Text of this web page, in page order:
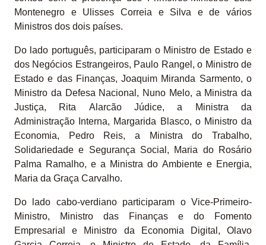
Montenegro e Ulisses Correia e Silva e de vários
Ministros dos dois países.
Do lado português, participaram o Ministro de Estado e
dos Negócios Estrangeiros, Paulo Rangel, o Ministro de
Estado e das Finanças, Joaquim Miranda Sarmento, o
Ministro da Defesa Nacional, Nuno Melo, a Ministra da
Justiça, Rita Alarcão Júdice, a Ministra da
Administração Interna, Margarida Blasco, o Ministro da
Economia, Pedro Reis, a Ministra do Trabalho,
Solidariedade e Segurança Social, Maria do Rosário
Palma Ramalho, e a Ministra do Ambiente e Energia,
Maria da Graça Carvalho.
Do lado cabo-verdiano participaram o Vice-Primeiro-
Ministro, Ministro das Finanças e do Fomento
Empresarial e Ministro da Economia Digital, Olavo